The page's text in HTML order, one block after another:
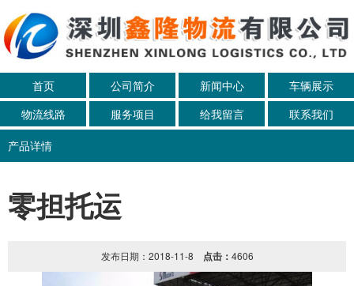
首页 公司简介 新闻中心
车辆展示
物流线路
服务项目 给我留言
联系我们
产品详情
零担托运
发布日期：2018-11-8 点击： 4606